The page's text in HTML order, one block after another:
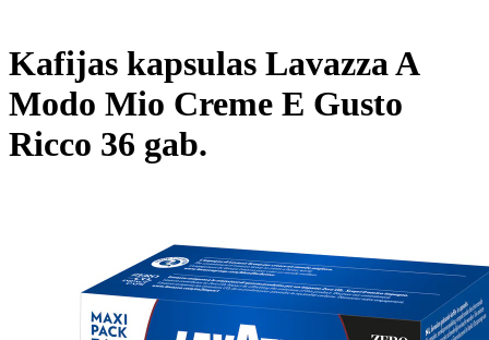
Kafijas kapsulas Lavazza A
Modo Mio Creme E Gusto
Ricco 36 gab.